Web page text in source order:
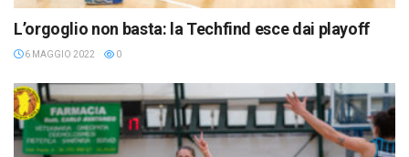
L’orgoglio non basta: la Techfind esce dai playoff
6 MAGGIO 2022 0